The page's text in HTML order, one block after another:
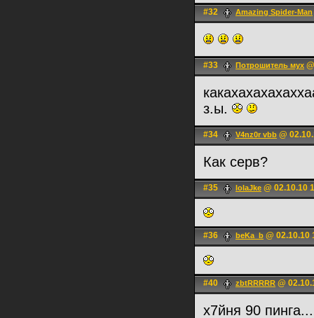
#32 Amazing Spider-Man
#33 Потрошитель мух
з.ы.
#34 V4nz0r vbb @
Как серв?
#35 lolaJke @ 02.10.10
#36 beKa_b @ 02.10.10
#40 zbtRRRRR @
х7йня 90